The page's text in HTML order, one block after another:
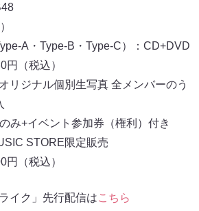
A・Type-B・Type-C）：CD+DVD
（税込）
リジナル個別生写真 全メンバーのう
み+イベント参加券（権利）付き
STORE限定販売
（税込）
イク」先行配信はこちら